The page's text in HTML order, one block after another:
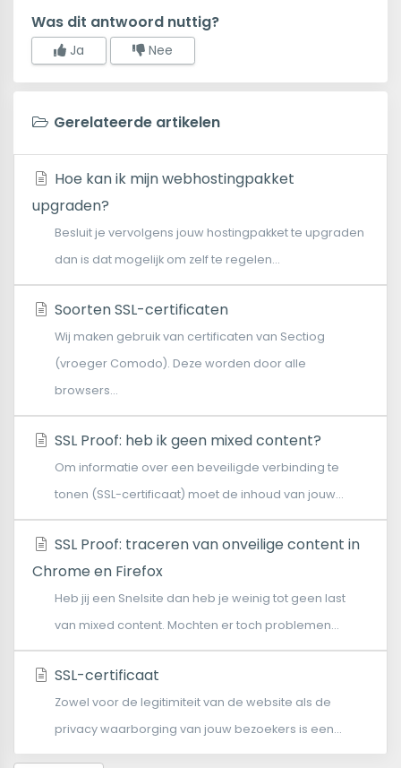
Was dit antwoord nuttig?
Ja Nee
Gerelateerde artikelen
Hoe kan ik mijn webhostingpakket
upgraden?
Besluit je vervolgens jouw hostingpakket te upgraden
dan is dat mogelijk om zelf te regelen...
Soorten SSL-certificaten
Wij maken gebruik van certificaten van Sectiog
(vroeger Comodo). Deze worden door alle
browsers...
SSL Proof: heb ik geen mixed content?
Om informatie over een beveiligde verbinding te
tonen (SSL-certificaat) moet de inhoud van jouw...
SSL Proof: traceren van onveilige content in
Chrome en Firefox
Heb jij een Snelsite dan heb je weinig tot geen last
van mixed content. Mochten er toch problemen...
SSL-certificaat
Zowel voor de legitimiteit van de website als de
privacy waarborging van jouw bezoekers is een...